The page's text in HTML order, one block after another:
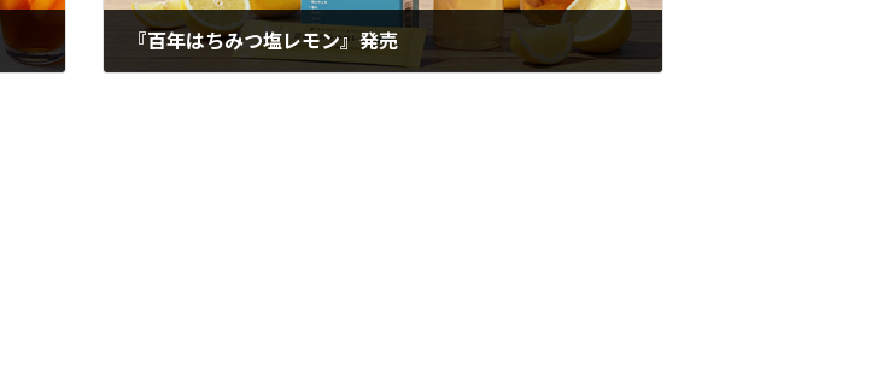
『百年はちみつ塩レモン』発売